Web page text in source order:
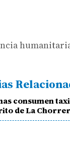
consumen
de La